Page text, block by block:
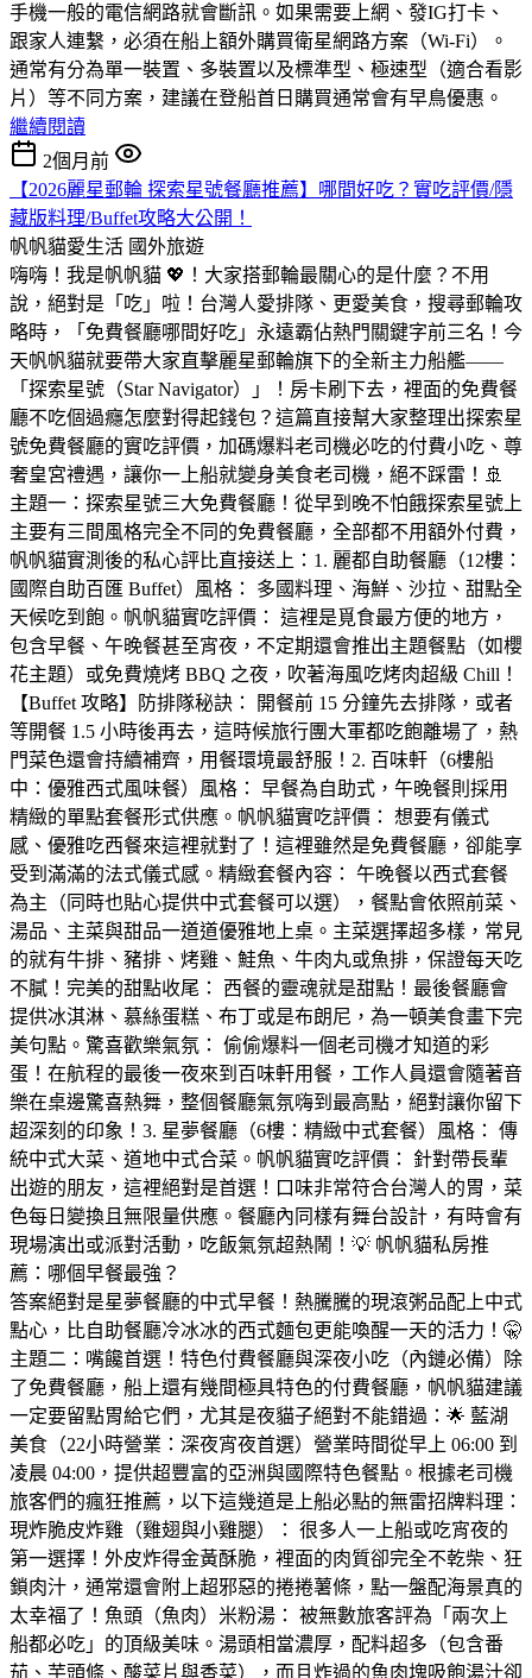
手機一般的電信網路就會斷訊。如果需要上網、發IG打卡、
跟家人連繫，必須在船上額外購買衛星網路方案（Wi-Fi）。
通常有分為單一裝置、多裝置以及標準型、極速型（適合看影
片）等不同方案，建議在登船首日購買通常會有早鳥優惠。
繼續閱讀
2個月前
【2026麗星郵輪 探索星號餐廳推薦】哪間好吃？實吃評價/隱
藏版料理/Buffet攻略大公開！
帆帆貓愛生活 國外旅遊
嗨嗨！我是帆帆貓 💖！大家搭郵輪最關心的是什麼？不用
說，絕對是「吃」啦！台灣人愛排隊、更愛美食，搜尋郵輪攻
略時，「免費餐廳哪間好吃」永遠霸佔熱門關鍵字前三名！今
天帆帆貓就要帶大家直擊麗星郵輪旗下的全新主力船艦——
「探索星號（Star Navigator）」！房卡刷下去，裡面的免費餐
廳不吃個過癮怎麼對得起錢包？這篇直接幫大家整理出探索星
號免費餐廳的實吃評價，加碼爆料老司機必吃的付費小吃、尊
奢皇宮禮遇，讓你一上船就變身美食老司機，絕不踩雷！🚢
主題一：探索星號三大免費餐廳！從早到晚不怕餓探索星號上
主要有三間風格完全不同的免費餐廳，全部都不用額外付費，
帆帆貓實測後的私心評比直接送上：1. 麗都自助餐廳（12樓：
國際自助百匯 Buffet）風格： 多國料理、海鮮、沙拉、甜點全
天候吃到飽。帆帆貓實吃評價： 這裡是覓食最方便的地方，
包含早餐、午晚餐甚至宵夜，不定期還會推出主題餐點（如櫻
花主題）或免費燒烤 BBQ 之夜，吹著海風吃烤肉超級 Chill！
【Buffet 攻略】防排隊秘訣： 開餐前 15 分鐘先去排隊，或者
等開餐 1.5 小時後再去，這時候旅行團大軍都吃飽離場了，熱
門菜色還會持續補齊，用餐環境最舒服！2. 百味軒（6樓船
中：優雅西式風味餐）風格： 早餐為自助式，午晚餐則採用
精緻的單點套餐形式供應。帆帆貓實吃評價： 想要有儀式
感、優雅吃西餐來這裡就對了！這裡雖然是免費餐廳，卻能享
受到滿滿的法式儀式感。精緻套餐內容： 午晚餐以西式套餐
為主（同時也貼心提供中式套餐可以選），餐點會依照前菜、
湯品、主菜與甜品一道道優雅地上桌。主菜選擇超多樣，常見
的就有牛排、豬排、烤雞、鮭魚、牛肉丸或魚排，保證每天吃
不膩！完美的甜點收尾： 西餐的靈魂就是甜點！最後餐廳會
提供冰淇淋、慕絲蛋糕、布丁或是布朗尼，為一頓美食畫下完
美句點。驚喜歡樂氣氛： 偷偷爆料一個老司機才知道的彩
蛋！在航程的最後一夜來到百味軒用餐，工作人員還會隨著音
樂在桌邊驚喜熱舞，整個餐廳氣氛嗨到最高點，絕對讓你留下
超深刻的印象！3. 星夢餐廳（6樓：精緻中式套餐）風格： 傳
統中式大菜、道地中式合菜。帆帆貓實吃評價： 針對帶長輩
出遊的朋友，這裡絕對是首選！口味非常符合台灣人的胃，菜
色每日變換且無限量供應。餐廳內同樣有舞台設計，有時會有
現場演出或派對活動，吃飯氣氛超熱鬧！💡 帆帆貓私房推
薦：哪個早餐最強？
答案絕對是星夢餐廳的中式早餐！熱騰騰的現滾粥品配上中式
點心，比自助餐廳冷冰冰的西式麵包更能喚醒一天的活力！🤫
主題二：嘴饞首選！特色付費餐廳與深夜小吃（內鏈必備）除
了免費餐廳，船上還有幾間極具特色的付費餐廳，帆帆貓建議
一定要留點胃給它們，尤其是夜貓子絕對不能錯過：🌟 藍湖
美食（22小時營業：深夜宵夜首選）營業時間從早上 06:00 到
凌晨 04:00，提供超豐富的亞洲與國際特色餐點。根據老司機
旅客們的瘋狂推薦，以下這幾道是上船必點的無雷招牌料理：
現炸脆皮炸雞（雞翅與小雞腿）： 很多人一上船或吃宵夜的
第一選擇！外皮炸得金黃酥脆，裡面的肉質卻完全不乾柴、狂
鎖肉汁，通常還會附上超邪惡的捲捲薯條，點一盤配海景真的
太幸福了！魚頭（魚肉）米粉湯： 被無數旅客評為「兩次上
船都必吃」的頂級美味。湯頭相當濃厚，配料超多（包含番
茄、芋頭條、酸菜片與香菜），而且炸過的魚肉塊吸飽湯汁卻